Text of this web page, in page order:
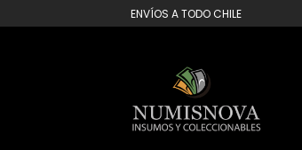
al
ENVÍOS A TODO CHILE